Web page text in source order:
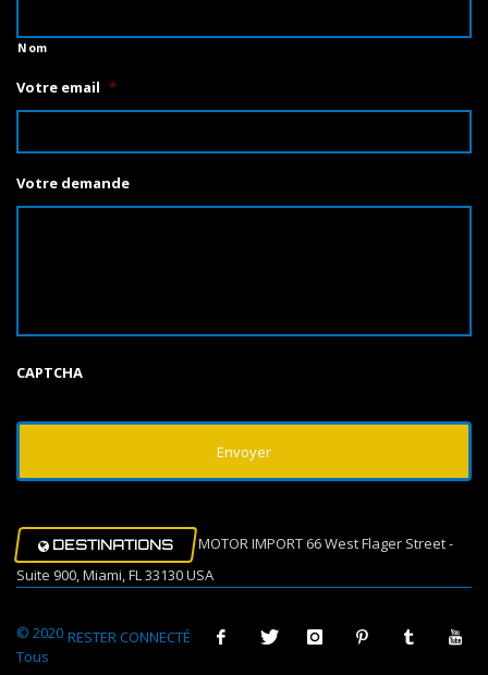
Nom
Votre email *
Votre demande
CAPTCHA
DESTINATIONS
MOTOR IMPORT 66 West Flager Street -
Suite 900, Miami, FL 33130 USA
RESTER CONNECTÉ
© 2020
Tous